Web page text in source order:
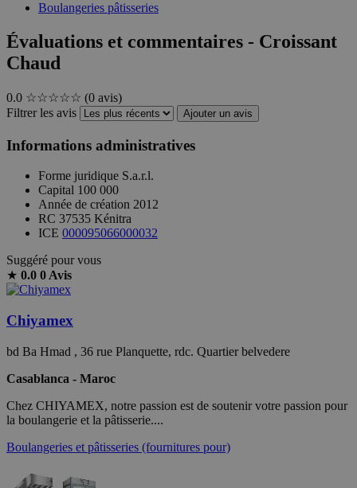
Boulangeries pâtisseries
Évaluations et commentaires - Croissant
Chaud
0.0 ☆☆☆☆☆ (0 avis)
Filtrer les avis
Ajouter un avis
Informations administratives
Forme juridique S.a.r.l.
Capital 100 000
Année de création 2012
RC 37535 Kénitra
ICE 000095066000032
Suggéré pour vous
★ 0.0 0 Avis
Chiyamex
bd Ba Hmad , 36 rue Planquette, rdc. Quartier belvedere
Casablanca - Maroc
Chez CHIYAMEX, notre passion est de soutenir votre passion pour
la boulangerie et la pâtisserie....
Boulangeries et pâtisseries (fournitures pour)